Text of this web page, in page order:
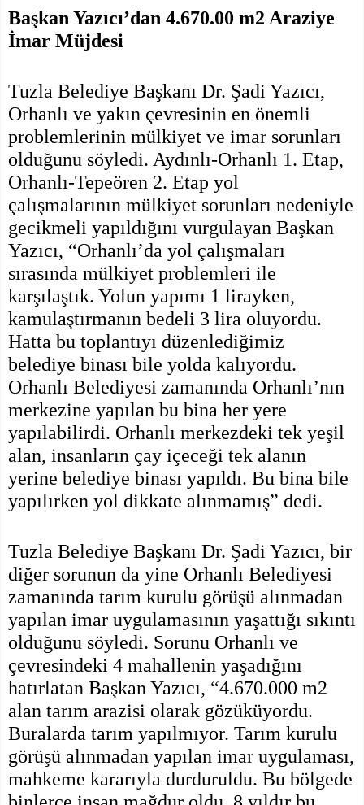
Başkan Yazıcı’dan 4.670.00 m2 Araziye
İmar Müjdesi
Tuzla Belediye Başkanı Dr. Şadi Yazıcı,
Orhanlı ve yakın çevresinin en önemli
problemlerinin mülkiyet ve imar sorunları
olduğunu söyledi. Aydınlı-Orhanlı 1. Etap,
Orhanlı-Tepeören 2. Etap yol
çalışmalarının mülkiyet sorunları nedeniyle
gecikmeli yapıldığını vurgulayan Başkan
Yazıcı, “Orhanlı’da yol çalışmaları
sırasında mülkiyet problemleri ile
karşılaştık. Yolun yapımı 1 lirayken,
kamulaştırmanın bedeli 3 lira oluyordu.
Hatta bu toplantıyı düzenlediğimiz
belediye binası bile yolda kalıyordu.
Orhanlı Belediyesi zamanında Orhanlı’nın
merkezine yapılan bu bina her yere
yapılabilirdi. Orhanlı merkezdeki tek yeşil
alan, insanların çay içeceği tek alanın
yerine belediye binası yapıldı. Bu bina bile
yapılırken yol dikkate alınmamış” dedi.
Tuzla Belediye Başkanı Dr. Şadi Yazıcı, bir
diğer sorunun da yine Orhanlı Belediyesi
zamanında tarım kurulu görüşü alınmadan
yapılan imar uygulamasının yaşattığı sıkıntı
olduğunu söyledi. Sorunu Orhanlı ve
çevresindeki 4 mahallenin yaşadığını
hatırlatan Başkan Yazıcı, “4.670.000 m2
alan tarım arazisi olarak gözüküyordu.
Buralarda tarım yapılmıyor. Tarım kurulu
görüşü alınmadan yapılan imar uygulaması,
mahkeme kararıyla durduruldu. Bu bölgede